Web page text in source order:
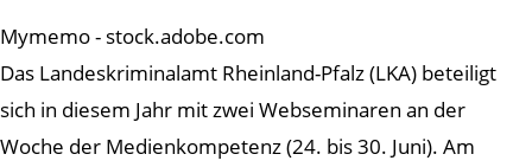
Mymemo - stock.adobe.com
Das Landeskriminalamt Rheinland-Pfalz (LKA) beteiligt
sich in diesem Jahr mit zwei Webseminaren an der
Woche der Medienkompetenz (24. bis 30. Juni). Am